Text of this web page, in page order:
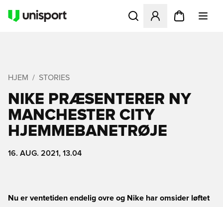
Åbner en Modal til at
HJEM STORIES
NIKE PRÆSENTERER NY
MANCHESTER CITY
HJEMMEBANETRØJE
16. AUG. 2021, 13.04
Nu er ventetiden endelig ovre og Nike har omsider løftet